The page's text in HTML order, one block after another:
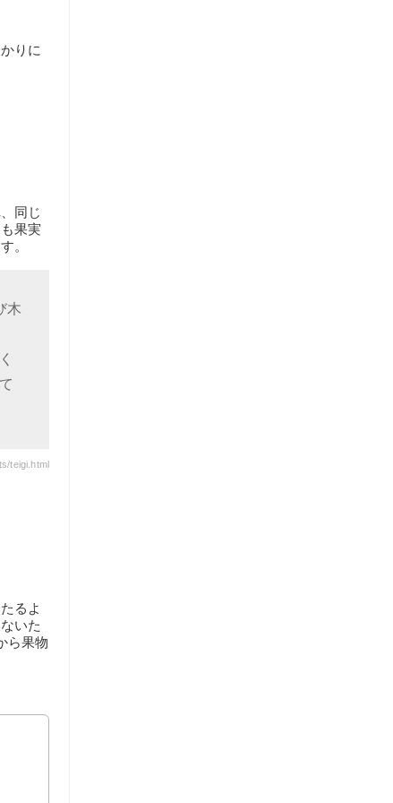
りに
同じ
果実
。
木
teigi.html
るよ
いた
ら果物